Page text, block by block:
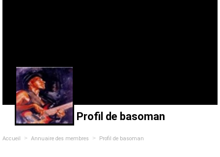
Profil de basoman
Accueil > Annuaire des membres > Profil de basoman